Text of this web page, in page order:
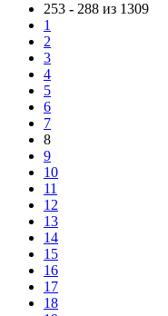
253 - 288 из 1309
1
2
3
4
5
6
7
8
9
10
11
12
13
14
15
16
17
18